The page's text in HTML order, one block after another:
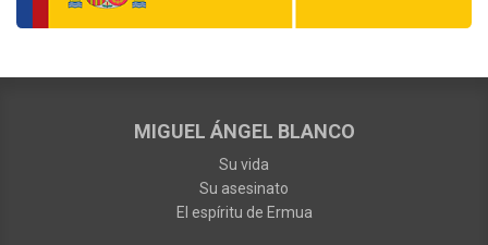
MIGUEL ÁNGEL BLANCO
Su vida
Su asesinato
El espíritu de Ermua